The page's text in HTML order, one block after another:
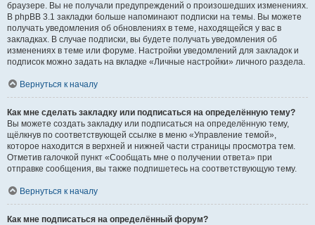
браузере. Вы не получали предупреждений о произошедших изменениях.
В phpBB 3.1 закладки больше напоминают подписки на темы. Вы можете
получать уведомления об обновлениях в теме, находящейся у вас в
закладках. В случае подписки, вы будете получать уведомления об
изменениях в теме или форуме. Настройки уведомлений для закладок и
подписок можно задать на вкладке «Личные настройки» личного раздела.
Вернуться к началу
Как мне сделать закладку или подписаться на определённую тему?
Вы можете создать закладку или подписаться на определённую тему,
щёлкнув по соответствующей ссылке в меню «Управление темой»,
которое находится в верхней и нижней части страницы просмотра тем.
Отметив галочкой пункт «Сообщать мне о получении ответа» при
отправке сообщения, вы также подпишетесь на соответствующую тему.
Вернуться к началу
Как мне подписаться на определённый форум?